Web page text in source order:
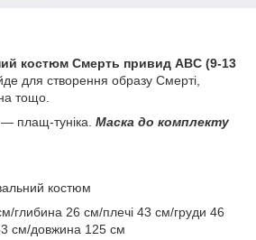
костюм Смерть привид ABC (9-13
для створення образу Смерті,
тощо.
плащ-туніка. Маска до комплекту
костюм
глибина 26 см/плечі 43 см/груди 46
см/довжина 125 см